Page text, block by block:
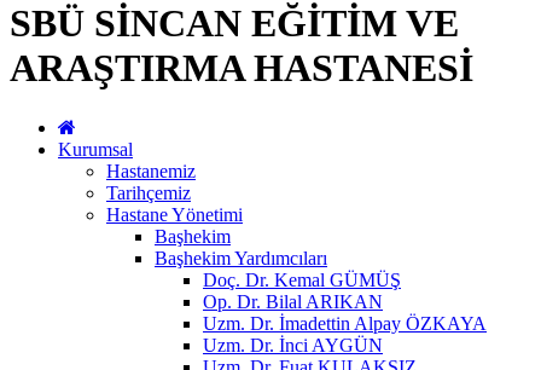
SBÜ SİNCAN EĞİTİM VE
ARAŞTIRMA HASTANESİ
Kurumsal
Hastanemiz
Tarihçemiz
Hastane Yönetimi
Başhekim
Başhekim Yardımcıları
Doç. Dr. Kemal GÜMÜŞ
Op. Dr. Bilal ARIKAN
Uzm. Dr. İmadettin Alpay ÖZKAYA
Uzm. Dr. İnci AYGÜN